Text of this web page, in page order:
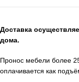
Доставка
дома.
Пронос мебели более
оплачивается как